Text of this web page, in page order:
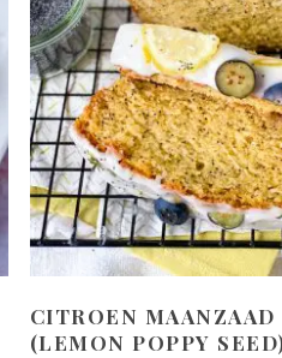
CITROEN MAANZAAD
(LEMON POPPY